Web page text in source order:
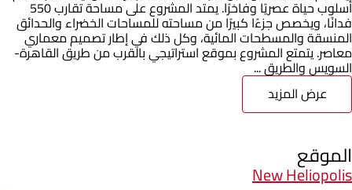
أسلوب حياة عصريًا وفاخرًا. يمتد المشروع على مساحة تقارب 550
فدانًا، ويخصص جزءًا كبيرًا من مساحته للمساحات الخضراء والحدائق
المنسقة والمسطحات المائية، وكل ذلك في إطار تصميم معماري
معاصر. يتمتع المشروع بموقع استراتيجي بالقرب من طريق القاهرة-
السويس والطريق ...
عرض المزيد
الموقع
New Heliopolis